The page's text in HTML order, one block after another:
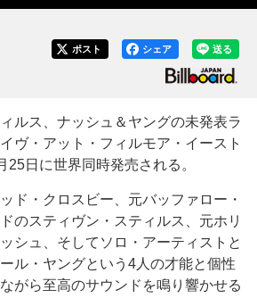
送る
シェア
ポスト
ルス、ナッシュ＆ヤングの未発表ラ
ヴ・アット・フィルモア・イースト
25日に世界同時発売される。
ド・クロスビー、元バッファロー・
のスティヴン・スティルス、元ホリ
シュ、そしてソロ・アーティストと
ル・ヤングという4人の才能と個性
がら至高のサウンドを鳴り響かせる